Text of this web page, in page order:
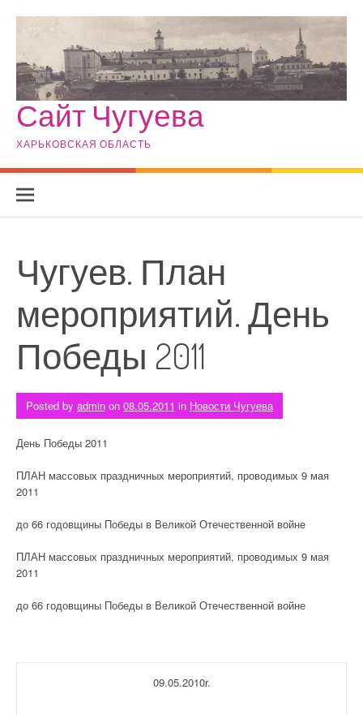
Сайт Чугуева
ХАРЬКОВСКАЯ ОБЛАСТЬ
Чугуев. План
мероприятий. День
Победы 2011
Posted by admin on 08.05.2011 in Новости Чугуева
День Победы 2011
ПЛАН массовых праздничных мероприятий, проводимых 9 мая
2011
до 66 годовщины Победы в Великой Отечественной войне
ПЛАН массовых праздничных мероприятий, проводимых 9 мая
2011
до 66 годовщины Победы в Великой Отечественной войне
09.05.2010r.